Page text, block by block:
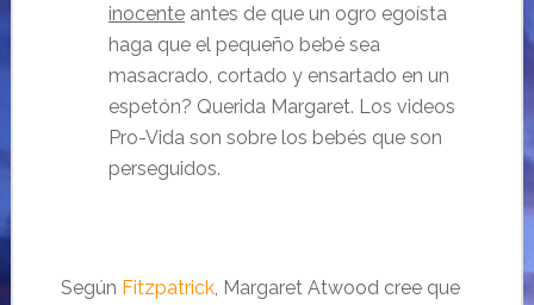
inocenteantes de que un ogro egoísta
haga que el pequeño bebé sea
masacrado, cortado y ensartado en un
espetón? Querida Margaret. Los videos
Pro-Vida son sobre los bebés que son
perseguidos.
Según Fitzpatrick, Margaret Atwood cree que